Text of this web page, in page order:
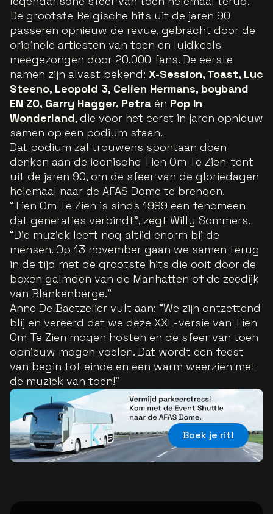
De grootste Belgische hits uit de jaren 90
passeren opnieuw de revue, gebracht door de
originele artiesten van toen en luidkeels
meegezongen door 20.000 fans. De eerste
namen zijn alvast bekend: X-Session, Toast, Luc
Steeno, Leopold 3, Celien Hermans, boyband
EN ZO, Garry Hagger, Petra én Pop In
Wonderland, die voor het eerst in jaren opnieuw
samen op een podium staan.
Dat podium zal trouwens spontaan doen
denken aan de iconische Tien Om Te Zien-tent
uit de jaren 90, om de sfeer van de gloriedagen
helemaal naar de AFAS Dome te brengen.
“Tien Om Te Zien is sinds 1989 een fenomeen
dat generaties verbindt”, zegt Willy Sommers.
“Die muziek leeft nog altijd enorm bij de
mensen. Op 13 november gaan we samen terug
in de tijd met de grootste hits die ooit door de
boxen galmden van de Manhatten of de zeedijk
van Blankenberge.”
Anne De Baetzelier vult aan: “We zijn ontzettend
blij en vereerd dat we deze XXL-versie van Tien
Om Te Zien mogen hosten en de sfeer van toen
opnieuw mogen voelen. Dat wordt een feest
van begin tot einde en een warm weerzien met
de muziek van toen!”
Boek je rit!